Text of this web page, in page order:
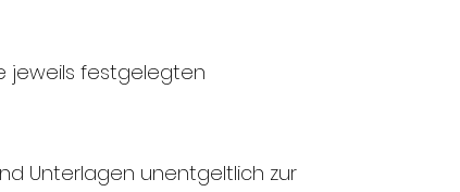
jeweils festgelegten
Unterlagen unentgeltlich zur